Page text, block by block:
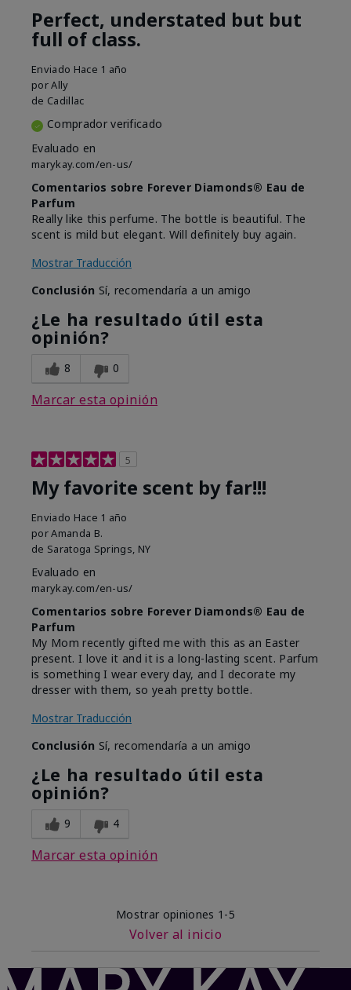
Perfect, understated but but
full of class.
Enviado Hace 1 año
porAlly
de Cadillac
Comprador verificado
Evaluado en
marykay.com/en-us/
Comentarios sobre Forever Diamonds® Eau de
Parfum
Really like this perfume. The bottle is beautiful. The
scent is mild but elegant. Will definitely buy again.
Mostrar Traducción
Conclusión Sí, recomendaría a un amigo
¿Le ha resultado útil esta
opinión?
8 0
Marcar esta opinión
5
My favorite scent by far!!!
Enviado Hace 1 año
porAmanda B.
de Saratoga Springs, NY
Evaluado en
marykay.com/en-us/
Comentarios sobre Forever Diamonds® Eau de
Parfum
My Mom recently gifted me with this as an Easter
present. I love it and it is a long-lasting scent. Parfum
is something I wear every day, and I decorate my
dresser with them, so yeah pretty bottle.
Mostrar Traducción
Conclusión Sí, recomendaría a un amigo
¿Le ha resultado útil esta
opinión?
9 4
Marcar esta opinión
Mostrar opiniones 1-5
Volver al inicio